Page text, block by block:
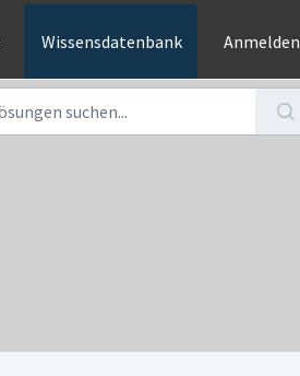
Wissensdatenbank Anmelden